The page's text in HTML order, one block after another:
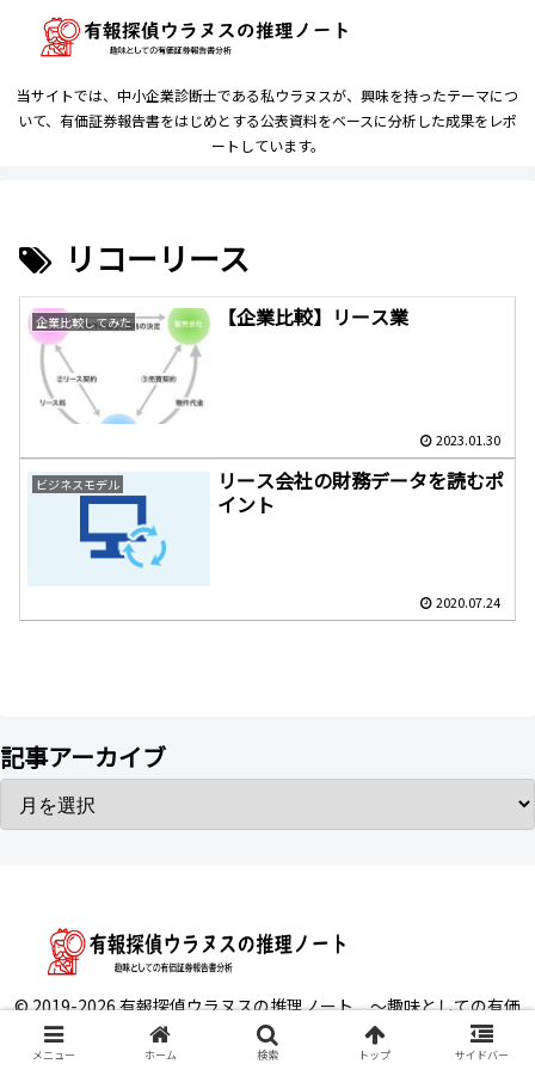
当サイトでは、中小企業診断士である私ウラヌスが、興味を持ったテーマにつ
いて、有価証券報告書をはじめとする公表資料をベースに分析した成果をレポ
ートしています。
リコーリース
企業比較してみた 【企業比較】リース業
2023.01.30
ビジネスモデル
リース会社の財務データを読むポ
イント
2020.07.24
記事アーカイブ
© 2019-2026 有報探偵ウラヌスの推理ノート ～趣味としての有価
証券報告書分析.
メニュー ホーム 検索 トップ サイドバー